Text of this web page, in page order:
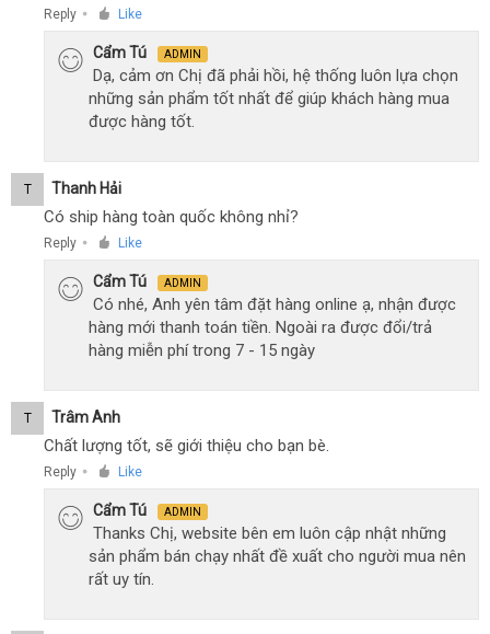
Reply ● Like
Cẩm Tú ADMIN
Dạ, cảm ơn Chị đã phải hồi, hệ thống luôn lựa chọn
những sản phẩm tốt nhất để giúp khách hàng mua
được hàng tốt.
T Thanh Hải
Có ship hàng toàn quốc không nhỉ?
Reply ● Like
Cẩm Tú ADMIN
Có nhé, Anh yên tâm đặt hàng online ạ, nhận được
hàng mới thanh toán tiền. Ngoài ra được đổi/trả
hàng miễn phí trong 7 - 15 ngày
T Trâm Anh
Chất lượng tốt, sẽ giới thiệu cho bạn bè.
Reply ● Like
Cẩm Tú ADMIN
Thanks Chị, website bên em luôn cập nhật những
sản phẩm bán chạy nhất đề xuất cho người mua nên
rất uy tín.